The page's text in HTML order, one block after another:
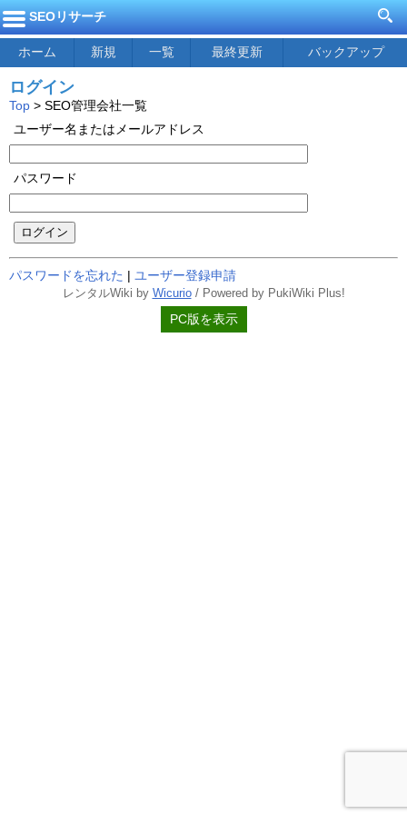
SEOリサーチ
ホーム 新規 一覧 最終更新 バックアップ
ログイン
Top > SEO管理会社一覧
ユーザー名またはメールアドレス
パスワード
ログイン
パスワードを忘れた | ユーザー登録申請
レンタルWiki by Wicurio/ Powered by PukiWiki Plus!
PC版を表示